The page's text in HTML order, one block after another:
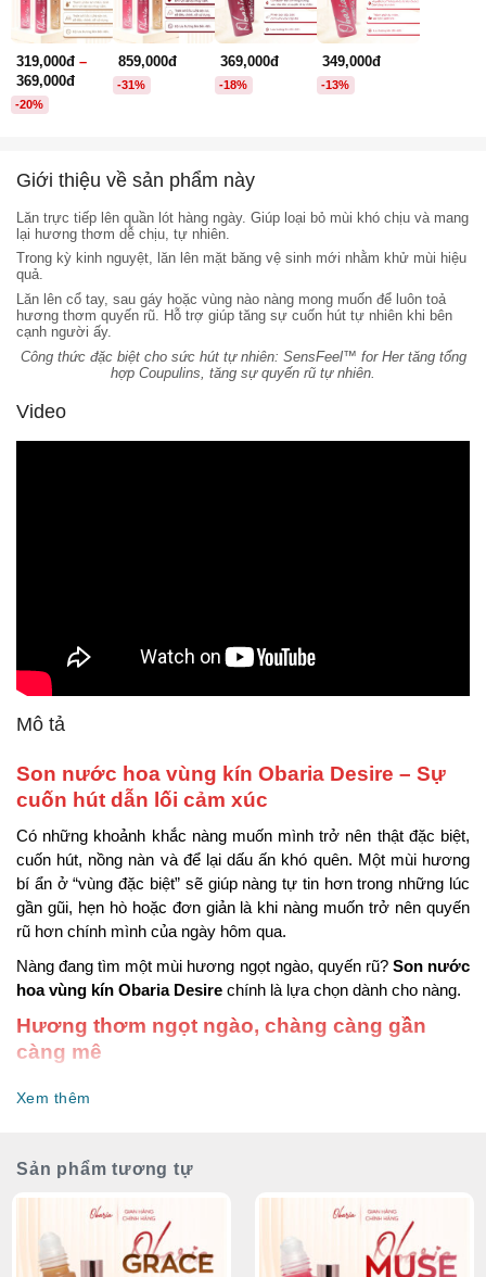
319,000đ –
369,000đKhoảng
369,000đ
-20%
Giá
gốc
là:
859,000đGiá
-31%
Giá
gốc
là:
369,000đGiá
-18%
Giá
gốc
là:
349,000đGiá
-13%
Giới thiệu về sản phẩm này
Lăn trực tiếp lên quần lót hàng ngày. Giúp loại bỏ mùi khó chịu và mang
lại hương thơm dễ chịu, tự nhiên.
Trong kỳ kinh nguyệt, lăn lên mặt băng vệ sinh mới nhằm khử mùi hiệu
quả.
Lăn lên cổ tay, sau gáy hoặc vùng nào nàng mong muốn để luôn toả
hương thơm quyến rũ. Hỗ trợ giúp tăng sự cuốn hút tự nhiên khi bên
cạnh người ấy.
Công thức đặc biệt cho sức hút tự nhiên: SensFeel™ for Her tăng tổng
hợp Coupulins, tăng sự quyến rũ tự nhiên.
Video
Mô tả
Son nước hoa vùng kín Obaria Desire – Sự
cuốn hút dẫn lối cảm xúc
Có những khoảnh khắc nàng muốn mình trở nên thật đặc biệt,
cuốn hút, nồng nàn và để lại dấu ấn khó quên. Một mùi hương
bí ẩn ở “vùng đặc biệt” sẽ giúp nàng tự tin hơn trong những lúc
gần gũi, hẹn hò hoặc đơn giản là khi nàng muốn trở nên quyến
rũ hơn chính mình của ngày hôm qua.
Nàng đang tìm một mùi hương ngọt ngào, quyến rũ? Son nước
hoa vùng kín Obaria Desire chính là lựa chọn dành cho nàng.
Hương thơm ngọt ngào, chàng càng gần
càng mê
Rượu rum ngọt ngào, thu hút đánh thức mọi giác quan ngay
từ khoảnh khắc đầu tiên.
Nốt hương giữa: hoa nhài SamBac, Hoa mộc lan, Hoa hồng
đan mạch, Hoa diên vĩ mang hương thơm mềm mại, quyến
Xem thêm
Sản phẩm tương tự